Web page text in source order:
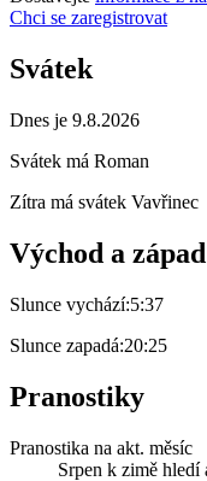
Chci se zaregistrovat
Svátek
Dnes je 9.8.2026
Svátek má Roman
Zítra má svátek Vavřinec
Východ a
Slunce vychází:5:37
Slunce zapadá:20:25
Pranostiky
Pranostika na akt. měsíc
Srpen k zimě hledí